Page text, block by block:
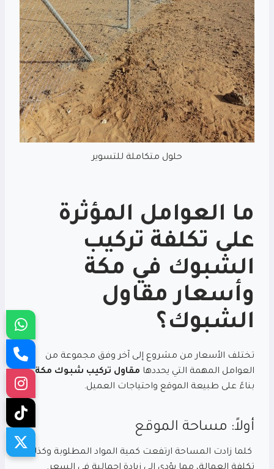
حلول متكاملة للتسوير
ما العوامل المؤثرة
على تكلفة تركيب
الشبوك في مكة
وأسعار مقاول
الشبوك؟
تختلف الأسعار من مشروع إلى آخر وفق مجموعة من
العوامل المهمة التي يحددها مقاول تركيب شبوك مكة
بناءً على طبيعة الموقع واحتياجات العميل.
أولاً: مساحة الموقع
كلما زادت المساحة ارتفعت كمية المواد المطلوبة وكذلك